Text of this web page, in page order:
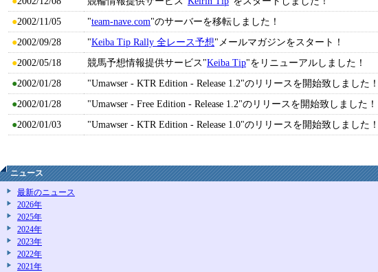
●2002/11/05 "team-nave.com"のサーバーを移転しました！
●2002/09/28 "Keiba Tip Rally 全レース予想"メールマガジンをスタート！
●2002/05/18 競馬予想情報提供サービス"Keiba Tip"をリニューアルしました！
●2002/01/28
"Umawser - KTR Edition - Release 1.2"のリリースを開始致しました！
●2002/01/28
"Umawser - Free Edition - Release 1.2"のリリースを開始致しました！
●2002/01/03 "Umawser - KTR Edition - Release 1.0"のリリースを開始致しました！
ニュース
最新のニュース
2026年
2025年
2024年
2023年
2022年
2021年